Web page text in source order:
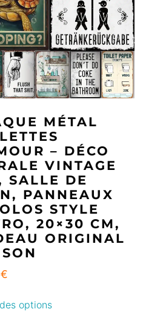
MÉTAL
– DÉCO
VINTAGE
SALLE DE
PANNEAUX
STYLE
20×30 CM,
ORIGINAL
€
options